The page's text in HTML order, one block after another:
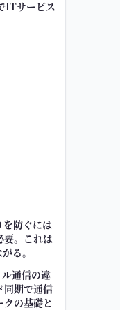
ITサービス
を防ぐには
要。これは
る。
通信の違
同期で通信
の基礎と